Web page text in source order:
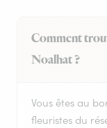
Comment
Noalhat ?
Vous êtes au
fleuristes du